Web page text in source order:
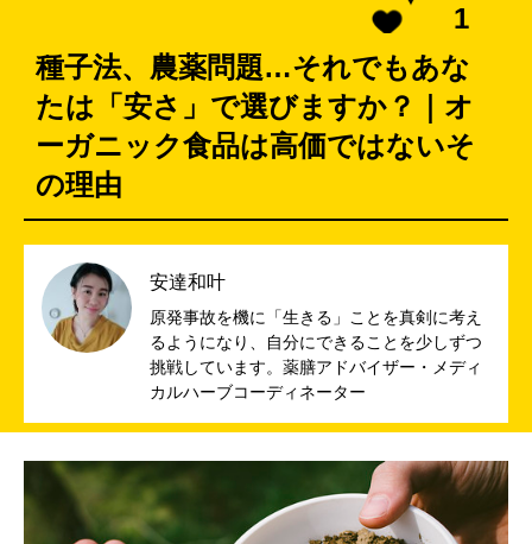
1
種子法、農薬問題…それでもあな
たは「安さ」で選びますか？｜オ
ーガニック食品は高価ではないそ
の理由
安達和叶
原発事故を機に「生きる」ことを真剣に考え
るようになり、自分にできることを少しずつ
挑戦しています。薬膳アドバイザー・メディ
カルハーブコーディネーター